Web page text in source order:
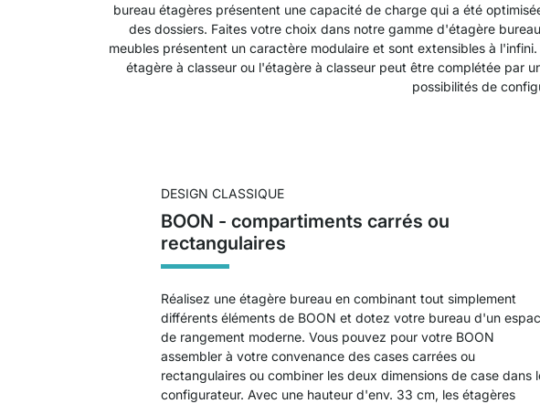
bureau étagères présentent une capacité de charge qui a été
des dossiers. Faites votre choix dans notre gamme d'étagère
meubles présentent un caractère modulaire et sont extensibles à
étagère à classeur ou l'étagère à classeur peut être complétée par
possibilités de
DESIGN CLASSIQUE
BOON - compartiments carrés ou
rectangulaires
Réalisez une étagère bureau en combinant tout simplement
différents éléments de BOON et dotez votre bureau d'un
de rangement moderne. Vous pouvez pour votre BOON
assembler à votre convenance des cases carrées ou
rectangulaires ou combiner les deux dimensions de case dans
configurateur. Avec une hauteur d'env. 33 cm, les étagères